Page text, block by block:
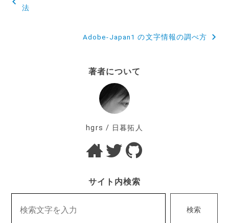
稿
法
Adobe-Japan1 の文字情報の調べ方
著者について
hgrs / 日暮拓人
サイト内検索
検索